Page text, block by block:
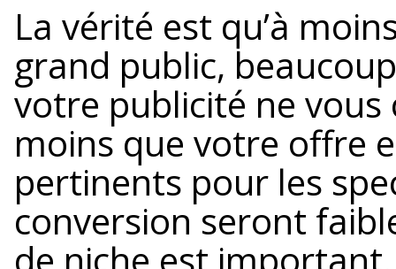
La vérité est qu’à
grand public,
votre publicité ne
moins que votre offre
pertinents pour les
conversion seront